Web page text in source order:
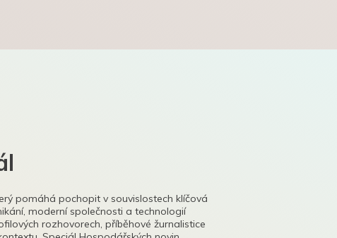
pomáhá pochopit v souvislostech klíčová
moderní společnosti a technologií
rozhovorech, příběhové žurnalistice